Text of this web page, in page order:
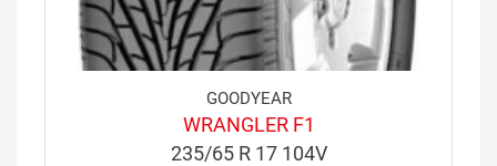
GOODYEAR
WRANGLER F1
235/65 R 17 104V